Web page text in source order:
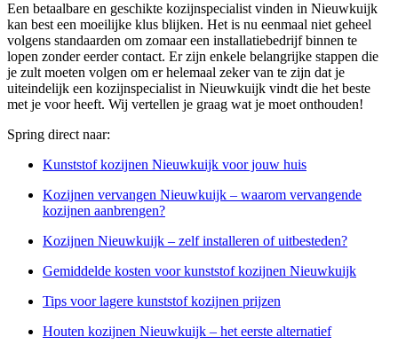
Een betaalbare en geschikte kozijnspecialist vinden in Nieuwkuijk
kan best een moeilijke klus blijken. Het is nu eenmaal niet geheel
volgens standaarden om zomaar een installatiebedrijf binnen te
lopen zonder eerder contact. Er zijn enkele belangrijke stappen die
je zult moeten volgen om er helemaal zeker van te zijn dat je
uiteindelijk een kozijnspecialist in Nieuwkuijk vindt die het beste
met je voor heeft. Wij vertellen je graag wat je moet onthouden!
Spring direct naar:
Kunststof kozijnen Nieuwkuijk voor jouw huis
Kozijnen vervangen Nieuwkuijk – waarom vervangende
kozijnen aanbrengen?
Kozijnen Nieuwkuijk – zelf installeren of uitbesteden?
Gemiddelde kosten voor kunststof kozijnen Nieuwkuijk
Tips voor lagere kunststof kozijnen prijzen
Houten kozijnen Nieuwkuijk – het eerste alternatief